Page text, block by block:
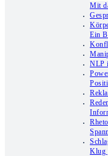
Mit
Ein
NLP
Klug